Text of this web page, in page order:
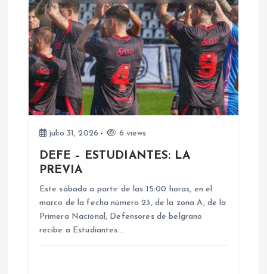
ó
n
d
e
julio 31, 2026 6 views
DEFE – ESTUDIANTES: LA
PREVIA
Este sábado a partir de las 15:00 horas, en el
marco de la fecha número 23, de la zona A, de la
Primera Nacional, Defensores de belgrano
recibe a Estudiantes…